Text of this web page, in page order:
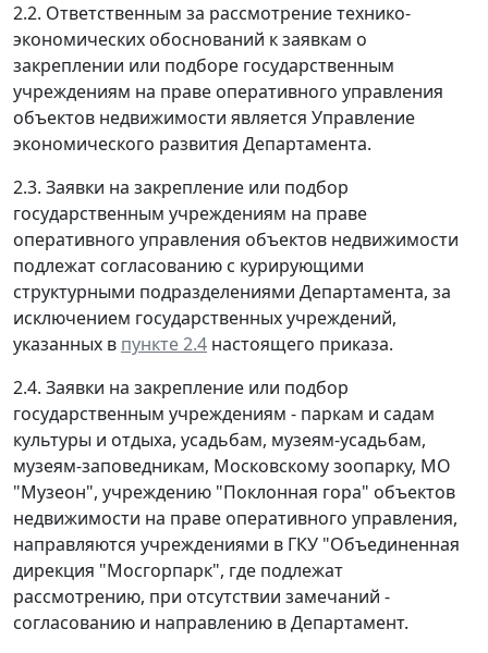
2.2. Ответственным за рассмотрение технико-
экономических обоснований к заявкам о
закреплении или подборе государственным
учреждениям на праве оперативного управления
объектов недвижимости является Управление
экономического развития Департамента.
2.3. Заявки на закрепление или подбор
государственным учреждениям на праве
оперативного управления объектов недвижимости
подлежат согласованию с курирующими
структурными подразделениями Департамента, за
исключением государственных учреждений,
указанных в пункте 2.4 настоящего приказа.
2.4. Заявки на закрепление или подбор
государственным учреждениям - паркам и садам
культуры и отдыха, усадьбам, музеям-усадьбам,
музеям-заповедникам, Московскому зоопарку, МО
"Музеон", учреждению "Поклонная гора" объектов
недвижимости на праве оперативного управления,
направляются учреждениями в ГКУ "Объединенная
дирекция "Мосгорпарк", где подлежат
рассмотрению, при отсутствии замечаний -
согласованию и направлению в Департамент.